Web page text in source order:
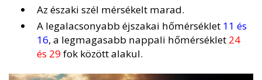
Az északi szél mérsékelt marad.
A legalacsonyabb éjszakai hőmérséklet 11 és
16, a legmagasabb nappali hőmérséklet 24
és 29fok között alakul.